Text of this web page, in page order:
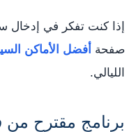
إذا كنت تفكر في إدخال
صفحة أفضل الأماكن
الليالي.
برنامج مقترح من